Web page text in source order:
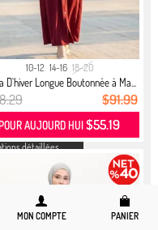
X
légales
détaillées
MON COMPTE PANIER
10-12 14-16 18-20
D`hiver Longue Boutonnée à Ma...
$91.99
POUR AUJOURD HUI$55.19